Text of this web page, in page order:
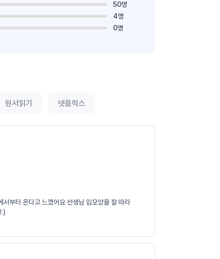
50명
4명
0명
원서읽기 넷플릭스
부터 온다고 느꼈어요 선생님 입모양을 잘 따라
:)